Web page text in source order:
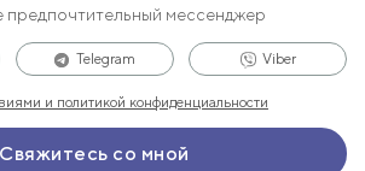
предпочтительный мессенджер
Telegram Viber
и политикой конфиденциальности